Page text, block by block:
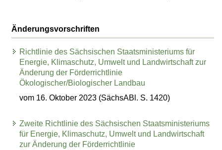
Änderungsvorschriften
Richtlinie des Sächsischen Staatsministeriums für
Energie, Klimaschutz, Umwelt und Landwirtschaft zur
Änderung der Förderrichtlinie
Ökologischer/Biologischer Landbau
vom 16. Oktober 2023 (SächsABl. S. 1420)
Zweite Richtlinie des Sächsischen Staatsministeriums
für Energie, Klimaschutz, Umwelt und Landwirtschaft
zur Änderung der Förderrichtlinie